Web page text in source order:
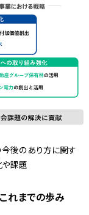
後のあり方に関す
や課題
れまでの歩み